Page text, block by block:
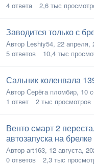
4 ответа 2,6 тыс
Заводится только с
Автор Leshiy54, 22 апреля,
5 ответов 10,4 тыс
Сальник коленвала
Автор Серёга пломбир, 10
1 ответ 2 тыс просмотров
Венто смарт 2
автозапуска на
Автор art163, 12 августа,
0 ответов 2,3 тыс